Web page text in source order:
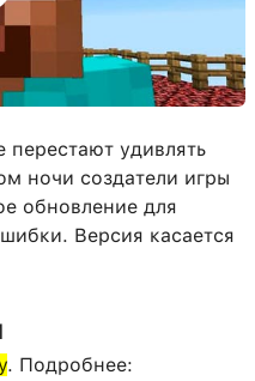
перестают удивлять
ночи создатели игры
обновление для
Версия касается
. Подробнее: